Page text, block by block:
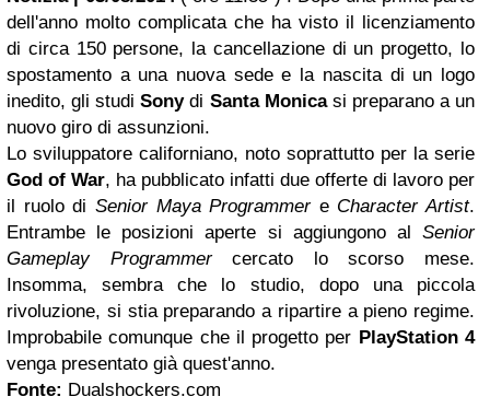
dell'anno molto complicata che ha visto il licenziamento
di circa 150 persone, la cancellazione di un progetto, lo
spostamento a una nuova sede e la nascita di un logo
inedito, gli studiSonydi Santa Monicasi preparano a un
nuovo giro di assunzioni.
Lo sviluppatore californiano, noto soprattutto per la serie
God of War, ha pubblicato infatti due offerte di lavoro per
il ruolo di Senior Maya Programmere Character Artist.
Entrambe le posizioni aperte si aggiungono al Senior
Gameplay Programmercercato lo scorso mese.
Insomma, sembra che lo studio, dopo una piccola
rivoluzione, si stia preparando a ripartire a pieno regime.
Improbabile comunque che il progetto per PlayStation 4
venga presentato già quest'anno.
Fonte: Dualshockers.com